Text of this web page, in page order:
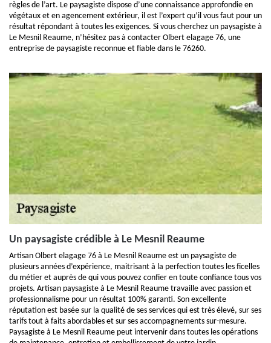
règles de l’art. Le paysagiste dispose d’une connaissance approfondie en
végétaux et en agencement extérieur, il est l’expert qu’il vous faut pour un
résultat répondant à toutes les exigences. Si vous cherchez un paysagiste à
Le Mesnil Reaume, n’hésitez pas à contacter Olbert elagage 76, une
entreprise de paysagiste reconnue et fiable dans le 76260.
Un paysagiste crédible à Le Mesnil Reaume
Artisan Olbert elagage 76 à Le Mesnil Reaume est un paysagiste de
plusieurs années d’expérience, maitrisant à la perfection toutes les ficelles
du métier et auprès de qui vous pouvez confier en toute confiance tous vos
projets. Artisan paysagiste à Le Mesnil Reaume travaille avec passion et
professionnalisme pour un résultat 100% garanti. Son excellente
réputation est basée sur la qualité de ses services qui est très élevé, sur ses
tarifs tout à faits abordables et sur ses accompagnements sur-mesure.
Paysagiste à Le Mesnil Reaume peut intervenir dans toutes les opérations